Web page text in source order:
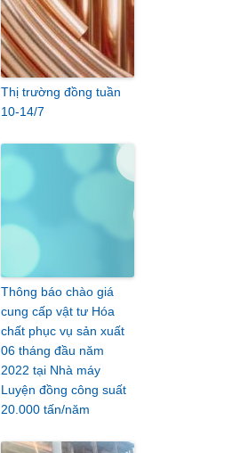
Thị trường đồng tuần
10-14/7
Thông báo chào giá
cung cấp vật tư Hóa
chất phục vụ sản xuất
06 tháng đầu năm
2022 tại Nhà máy
Luyện đồng công suất
20.000 tấn/năm